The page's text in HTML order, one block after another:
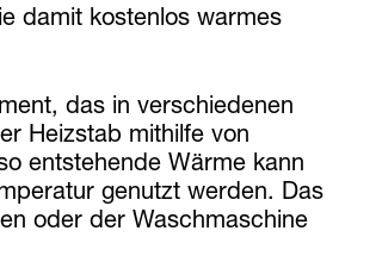
damit kostenlos warmes
das in verschiedenen
Heizstab mithilfe von
entstehende Wärme kann
genutzt werden. Das
oder der Waschmaschine